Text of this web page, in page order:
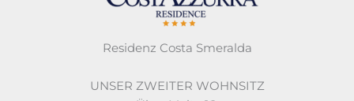
Residenz Costa Smeralda
UNSER ZWEITER WOHNSITZ